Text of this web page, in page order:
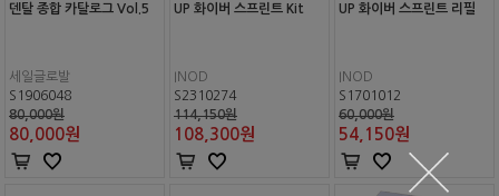
덴탈 종합 카탈로그 Vol.5
세일글로발
S1906048
80,000원
80,000원
UP 화이버 스프린트 Kit
INOD
S2310274
114,150원
108,300원
UP 화이버 스프린트 리필
INOD
S1701012
60,000원
54,150원